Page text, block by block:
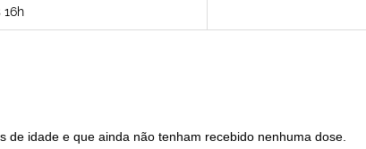
16h
de idade e que ainda não tenham recebido nenhuma dose.